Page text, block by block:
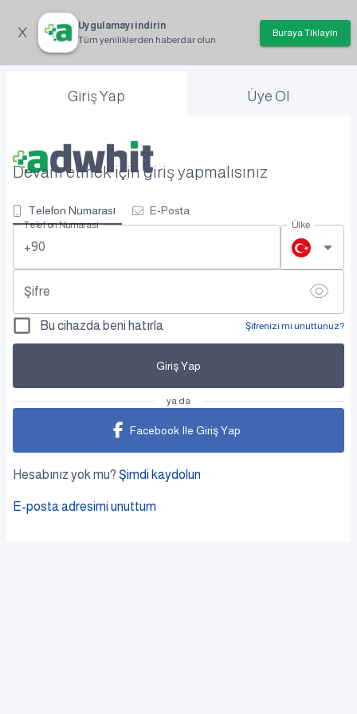
Uygulamayı indirin
Tüm yeniliklerden haberdar olun
Buraya Tıklayın
Giriş Yap Üye Ol
Devam etmek için giriş yapmalısınız
Telefon Numarası E-Posta
Telefon Numarası
+90
Ülke
Şifre
Bu cihazda beni hatırla Şifrenizi mi unuttunuz?
Giriş Yap
ya da
Facebook Ile Giriş Yap
Hesabınız yok mu? Şimdi kaydolun
E-posta adresimi unuttum